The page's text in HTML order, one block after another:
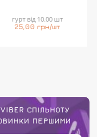
гурт від 10.00 шт
25,00 грн/шт
СПІЛЬНОТУ
ПЕРШИМИ